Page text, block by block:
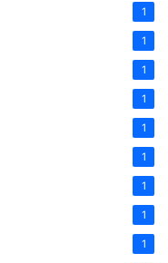
1
1
1
1
1
1
1
1
1